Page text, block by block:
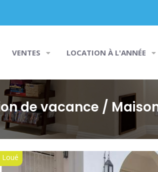
VENTES LOCATION À L'ANNÉE
de vacance /
Loué